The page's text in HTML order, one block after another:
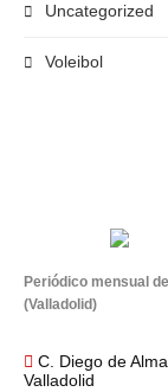
Uncategorized
Voleibol
Periódico mensual
(Valladolid)
C. Diego de
Valladolid